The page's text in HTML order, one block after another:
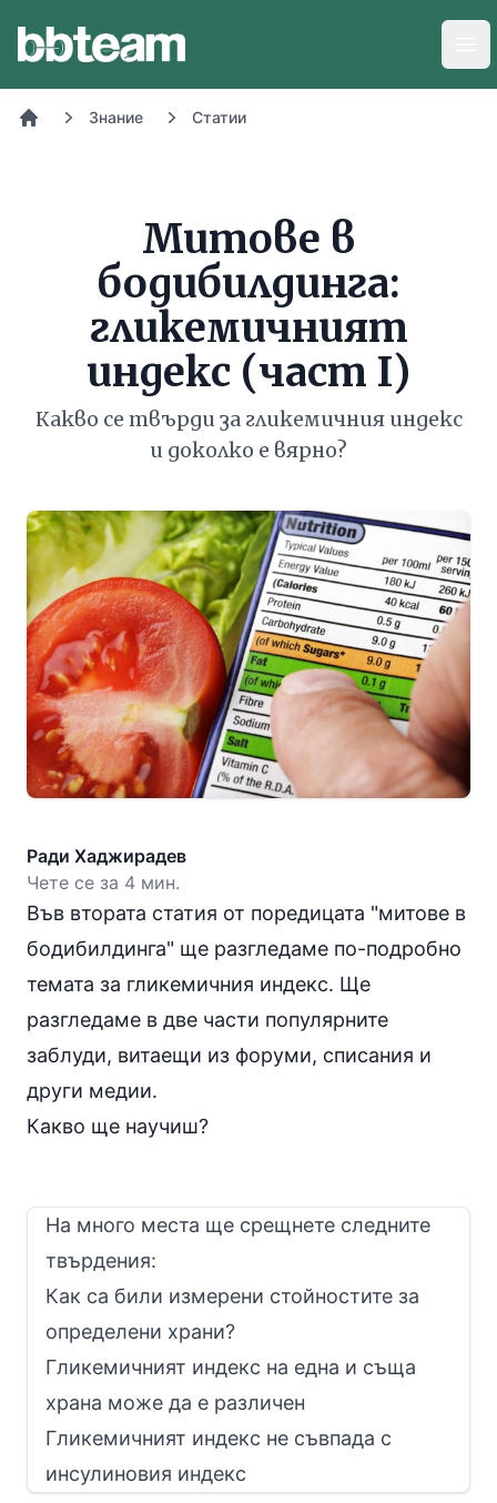
Знание Статии
Митове в
бодибилдинга:
гликемичният
индекс (част I)
Какво се твърди за гликемичния индекс
и доколко е вярно?
Ради Хаджирадев
Чете се за 4 мин.
Във втората статия от поредицата "митове в
бодибилдинга" ще разгледаме по-подробно
темата за гликемичния индекс. Ще
разгледаме в две части популярните
заблуди, витаещи из форуми, списания и
други медии.
Какво ще научиш?
На много места ще срещнете следните
твърдения:
Как са били измерени стойностите за
определени храни?
Гликемичният индекс на една и съща
храна може да е различен
Гликемичният индекс не съвпада с
инсулиновия индекс